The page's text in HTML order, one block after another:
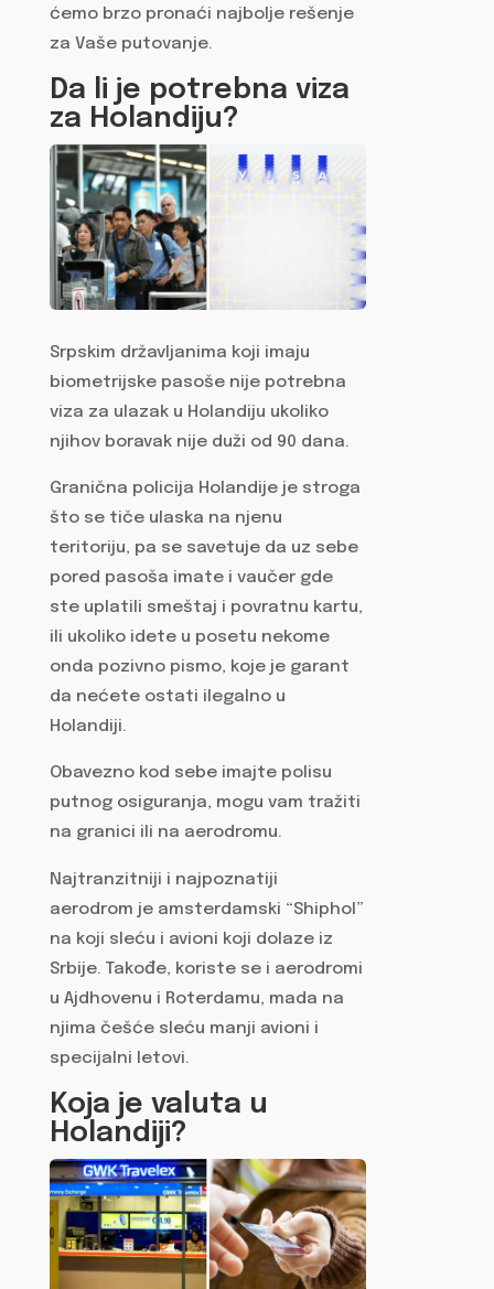
ćemo brzo pronaći najbolje rešenje
za Vaše putovanje.
Da li je potrebna viza
za Holandiju?
Srpskim državljanima koji imaju
biometrijske pasoše nije potrebna
viza za ulazak u Holandiju ukoliko
njihov boravak nije duži od 90 dana.
Granična policija Holandije je stroga
što se tiče ulaska na njenu
teritoriju, pa se savetuje da uz sebe
pored pasoša imate i vaučer gde
ste uplatili smeštaj i povratnu kartu,
ili ukoliko idete u posetu nekome
onda pozivno pismo, koje je garant
da nećete ostati ilegalno u
Holandiji.
Obavezno kod sebe imajte polisu
putnog osiguranja, mogu vam tražiti
na granici ili na aerodromu.
Najtranzitniji i najpoznatiji
aerodrom je amsterdamski “Shiphol”
na koji sleću i avioni koji dolaze iz
Srbije. Takođe, koriste se i aerodromi
u Ajdhovenu i Roterdamu, mada na
njima češće sleću manji avioni i
specijalni letovi.
Koja je valuta u
Holandiji?